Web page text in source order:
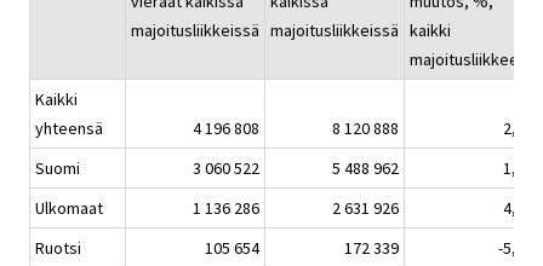
majoitusliikkeissä majoitusliikkeissä kaikki
majoitusliikkeet
Kaikki
yhteensä
4 196 808 8 120 888
2,6
Suomi
3 060 522 5 488 962
1,6
Ulkomaat
1 136 286 2 631 926
4,9
Ruotsi
105 654 172 339
-5,4